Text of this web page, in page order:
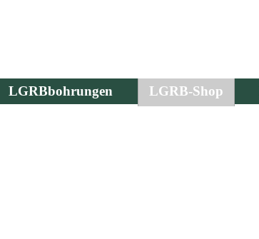
LGRBbohrungen LGRB-Shop